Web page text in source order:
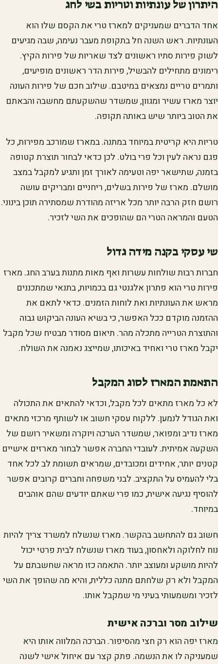
היתרון של עונתיות וטריות בשי לחג
אחד הדברים שמעניקים למארז טרי את הקסם שלו הוא
העונתיות. ראש השנה חל בתקופת מעבר נעימה, שבה מגיעים
לשוק פירות סתיו ראשונים לצד שאריות של פירות הקיץ.
רימונים מתחילים להבשיל, פירות הדר ראשונים מופיעים,
ותמרים טריים נמצאים במיטבם. שילוב חכם של פירות העונה
יוצר מארז עשיר ומגוון, שמשדר שהשקעתם מחשבה והבאתם
את הטוב ביותר שיש באותה תקופה.
טריות היא קריטית במיוחד במתנה. במארז שמורכב מפירות, כל
פגם נראה לעין וכל פרי בולט. לכן כדאי לבחור תוצרת קטופה
בזמנה, שתישאר יפה וטעימה לאורך זמן ותגיע למקבל במצב
מושלם. מארז של פירות בשלים, ריחניים ומבריקים עושה
רושם חזק הרבה יותר מכל אריזה מהודרת שמסתירה תוכן בינוני.
הטעם והמראה הטרי הם שהופכים את השי לזכיר.
שי עסקי בקנה מידה גדול
חברות רבות שולחות עשרות ואף מאות מתנות בערב החג. מארז
פירות טרי הוא פתרון אלגנטי גם בכמויות, בתנאי שמתכננים
מראש את העונתיות ואת לוחות הזמנים. כדאי לתאם את
ההזמנה מוקדם ככל האפשר, כי בשיא העונה הביקוש גבוה
והתוצרת הטרייה מתכלה מהר. תיאום מסודר מבטיח שכל מקבל
יקבל מארז טרי ואחיד באיכותו, שמייצג נאמנה את השולח.
התאמת המארז לסוג המקבל
לא כל מארז מתאים לכל מקבל, וכדאי להתאים את התכולה
ואת הגודל לנמען. ללקוח עסקי חשוב או לשותף מרכזי מתאים
מארז נדיב ומפואר, שמשדר הערכה ויוקרה ומשאיר רושם של
השקעה אמיתית. לעובדי החברה אפשר לבחור מארזים אישיים
קטנים יותר, אחידים ומכובדים, שמראים תשומת לב לכל אחד
בלי להעמיס על התקציב. לבני משפחה וחברים קרובים אפשר
להוסיף נגיעה אישית, כמו פרי שאתם יודעים שהם אוהבים
במיוחד.
חשוב גם להתחשב בהקשר. מארז שנשלח למשרד צריך להיות
נוח לחלוקה ולאחסון, בעוד מארז שנשלח לבית פרטי יכול
להיות מושקע ומעוצב יותר. התאמה כזו מראה שחשבתם על
המקבל ולא רק שלחתם מתנה כללית, והיא מה שהופך את השי
לזכיר ומשמעותי בעיני מי שמקבל אותו.
שילוב מסר וברכה אישית
מארז יפה הוא רק חצי מהסיפור. הברכה המלווה אותו היא
שמעניקה לו את הנשמה. פתק קצר עם איחול אישי לשנה